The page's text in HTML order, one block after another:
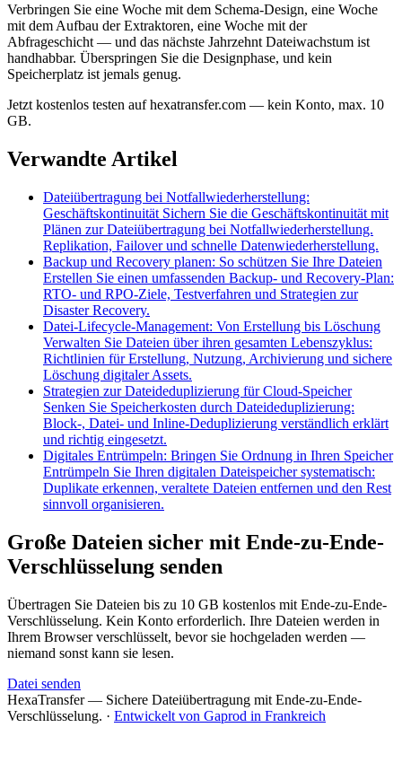
Verbringen Sie eine Woche mit dem Schema-Design, eine Woche
mit dem Aufbau der Extraktoren, eine Woche mit der
Abfrageschicht — und das nächste Jahrzehnt Dateiwachstum ist
handhabbar. Überspringen Sie die Designphase, und kein
Speicherplatz ist jemals genug.
Jetzt kostenlos testen auf hexatransfer.com — kein Konto, max. 10
GB.
Verwandte Artikel
Dateiübertragung bei Notfallwiederherstellung:
Geschäftskontinuität Sichern Sie die Geschäftskontinuität mit
Plänen zur Dateiübertragung bei Notfallwiederherstellung.
Replikation, Failover und schnelle Datenwiederherstellung.
Backup und Recovery planen: So schützen Sie Ihre Dateien
Erstellen Sie einen umfassenden Backup- und Recovery-Plan:
RTO- und RPO-Ziele, Testverfahren und Strategien zur
Disaster Recovery.
Datei-Lifecycle-Management: Von Erstellung bis Löschung
Verwalten Sie Dateien über ihren gesamten Lebenszyklus:
Richtlinien für Erstellung, Nutzung, Archivierung und sichere
Löschung digitaler Assets.
Strategien zur Dateideduplizierung für Cloud-Speicher
Senken Sie Speicherkosten durch Dateideduplizierung:
Block-, Datei- und Inline-Deduplizierung verständlich erklärt
und richtig eingesetzt.
Digitales Entrümpeln: Bringen Sie Ordnung in Ihren Speicher
Entrümpeln Sie Ihren digitalen Dateispeicher systematisch:
Duplikate erkennen, veraltete Dateien entfernen und den Rest
sinnvoll organisieren.
Große Dateien sicher mit Ende-zu-Ende-
Verschlüsselung senden
Übertragen Sie Dateien bis zu 10 GB kostenlos mit Ende-zu-Ende-
Verschlüsselung. Kein Konto erforderlich. Ihre Dateien werden in
Ihrem Browser verschlüsselt, bevor sie hochgeladen werden —
niemand sonst kann sie lesen.
Datei senden
HexaTransfer — Sichere Dateiübertragung mit Ende-zu-Ende-
Verschlüsselung. · Entwickelt von Gaprod in Frankreich